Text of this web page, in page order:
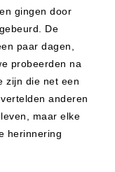
gingen door
De
paar dagen,
probeerden na
zijn die net een
anderen
maar elke
herinnering